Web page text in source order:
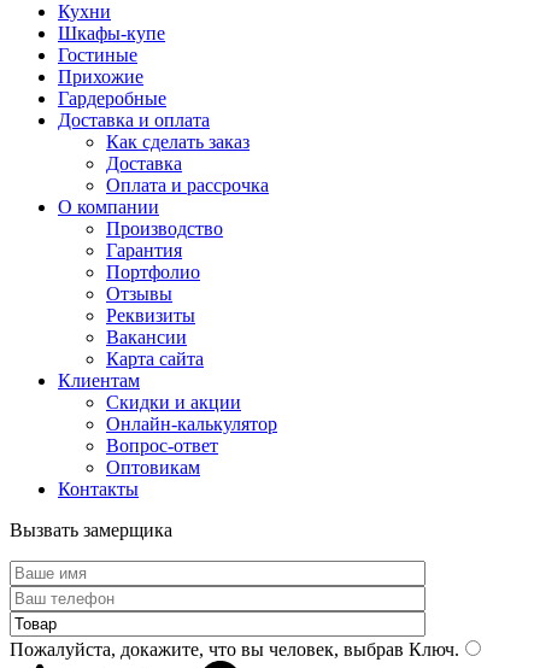
Кухни
Шкафы-купе
Гостиные
Прихожие
Гардеробные
Доставка и оплата
Как сделать заказ
Доставка
Оплата и рассрочка
О компании
Производство
Гарантия
Портфолио
Отзывы
Реквизиты
Вакансии
Карта сайта
Клиентам
Скидки и акции
Онлайн-калькулятор
Вопрос-ответ
Оптовикам
Контакты
Вызвать замерщика
Пожалуйста, докажите, что вы человек, выбрав Ключ.